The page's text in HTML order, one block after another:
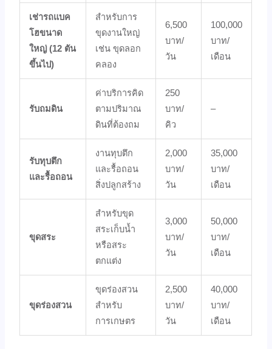
เช่ารถแบค
โฮขนาด
ใหญ่ (12 ตัน
ขึ้นไป)
สำหรับการ
ขุดงานใหญ่
เช่น ขุดลอก
คลอง
6,500
บาท/
วัน
100,000
บาท/
เดือน
รับถมดิน
ค่าบริการคิด
ตามปริมาณ
ดินที่ต้องถม
250
บาท/
คิว
–
รับทุบตึก
และรื้อถอน
งานทุบตึก
และรื้อถอน
สิ่งปลูกสร้าง
2,000
บาท/
วัน
35,000
บาท/
เดือน
ขุดสระ
สำหรับขุด
สระเก็บน้ำ
หรือสระ
ตกแต่ง
3,000
บาท/
วัน
50,000
บาท/
เดือน
ขุดร่องสวน
ขุดร่องสวน
สำหรับ
การเกษตร
2,500
บาท/
วัน
40,000
บาท/
เดือน